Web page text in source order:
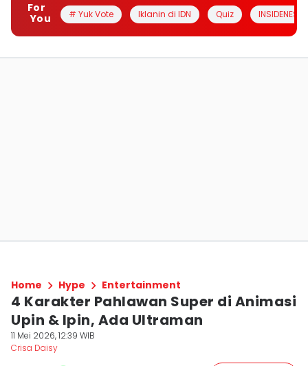
For
You
# Yuk Vote Iklanin di IDN Quiz INSIDENESIA
Home Hype Entertainment
4 Karakter Pahlawan Super di Animasi
Upin & Ipin, Ada Ultraman
11 Mei 2026, 12:39 WIB
Crisa Daisy